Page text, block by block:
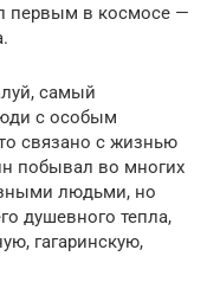
первым в космосе —
самый
с особым
связано с жизнью
побывал во многих
людьми, но
душевного тепла,
гагаринскую,